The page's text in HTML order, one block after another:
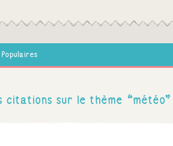
Populaires
citations sur le thème